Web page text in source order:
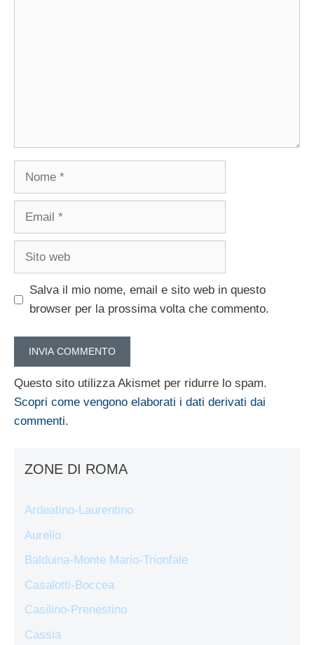
Nome
Email
Sito
Salva il mio nome, email e sito web in questo
browser per la prossima volta che commento.
Questo sito utilizza Akismet per ridurre lo spam.
Scopri come vengono elaborati i dati derivati dai
commenti.
ZONE DI ROMA
Ardeatino-Laurentino
Aurelio
Balduina-Monte Mario-Trionfale
Casalotti-Boccea
Casilino-Prenestino
Cassia